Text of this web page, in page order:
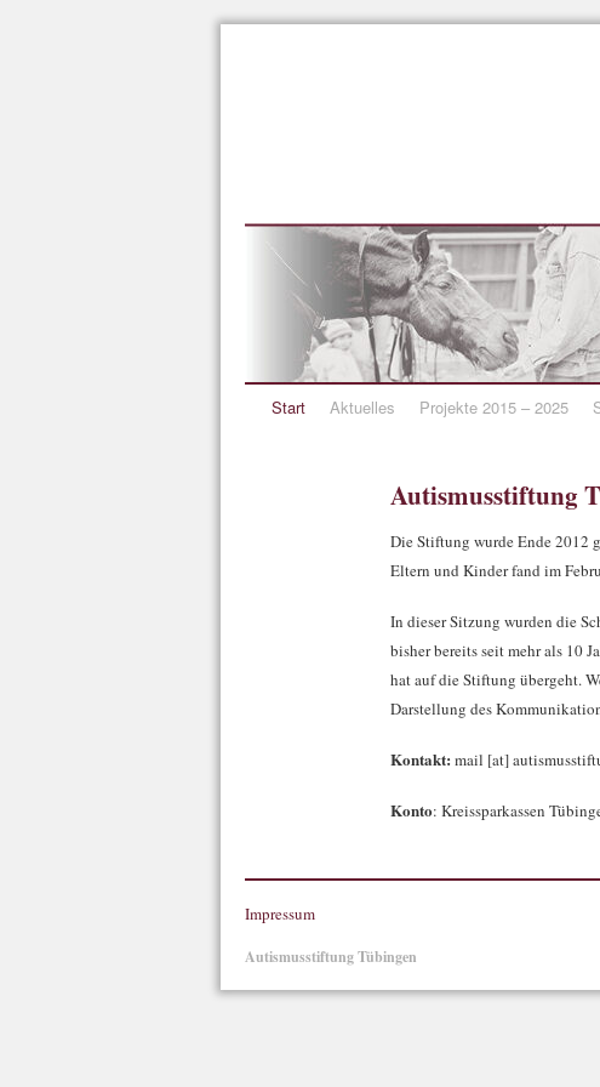
Start Aktuelles Projekte 2015 – 2025
Autismusstiftung
Die Stiftung wurde Ende 2012
Eltern und Kinder fand im
In dieser Sitzung wurden die
bisher bereits seit mehr als 10
hat auf die Stiftung übergeht.
Darstellung des
Kontakt: mail [at]
Konto: Kreissparkassen
Impressum
Autismusstiftung Tübingen